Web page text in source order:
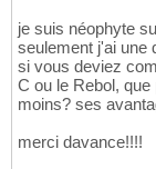
je suis néophyte
seulement j'ai une
si vous deviez
C ou le Rebol,
moins? ses
merci davance!!!!